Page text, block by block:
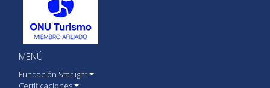
MENÚ
Fundación Starlight
Certificaciones